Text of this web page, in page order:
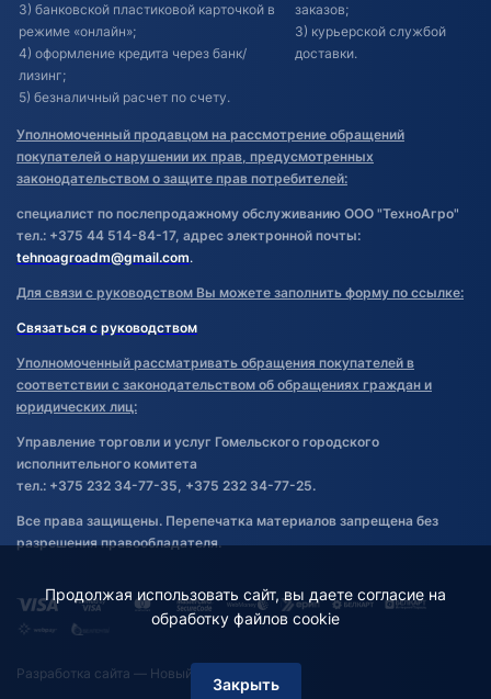
3) банковской пластиковой карточкой в
режиме «онлайн»;
4) оформление кредита через банк/
лизинг;
5) безналичный расчет по счету.
заказов;
3) курьерской службой
доставки.
Уполномоченный продавцом на рассмотрение обращений
покупателей о нарушении их прав, предусмотренных
законодательством о защите прав потребителей:
специалист по послепродажному обслуживанию ООО "ТехноАгро"
тел.: +375 44 514-84-17, адрес электронной почты:
tehnoagroadm@gmail.com.
Для связи с руководством Вы можете заполнить форму по ссылке:
Связаться с руководством
Уполномоченный рассматривать обращения покупателей в
соответствии с законодательством об обращениях граждан и
юридических лиц:
Управление торговли и услуг Гомельского городского
исполнительного комитета
тел.: +375 232 34-77-35, +375 232 34-77-25.
Все права защищены. Перепечатка материалов запрещена без
разрешения правообладателя.
Разработка сайта — Новый Сайт
Продолжая использовать сайт, вы даете согласие на
обработку файлов cookie
Закрыть